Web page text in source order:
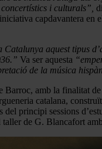
i culturals”,
capdavantera
Catalunya aquest tipus
Va ser aquesta
de la música
amb la finalitat
catalana,
principi sessions
de G. Blancafort